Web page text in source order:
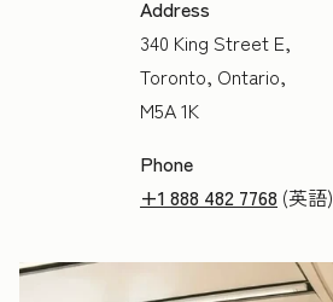
Address
340 King Street E,
Toronto, Ontario,
M5A 1K
Phone
+1 888 482 7768 (英語)